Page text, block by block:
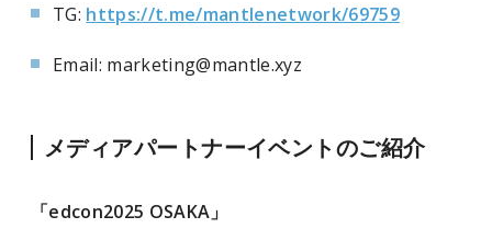
TG: https://t.me/mantlenetwork/69759
Email: marketing@mantle.xyz
メディアパートナーイベントのご紹介
「edcon2025 OSAKA」